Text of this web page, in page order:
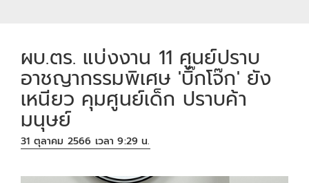
ผบ.ตร. แบ่งงาน 11 ศูนย์ปราบ
อาชญากรรมพิเศษ 'บิ๊กโจ๊ก' ยัง
เหนียว คุมศูนย์เด็ก ปราบค้า
มนุษย์
31 ตุลาคม 2566 เวลา 9:29 น.